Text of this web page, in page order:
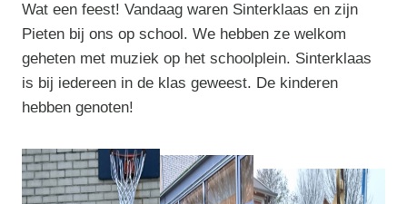
Wat een feest! Vandaag waren Sinterklaas en zijn
Pieten bij ons op school. We hebben ze welkom
geheten met muziek op het schoolplein. Sinterklaas
is bij iedereen in de klas geweest. De kinderen
hebben genoten!